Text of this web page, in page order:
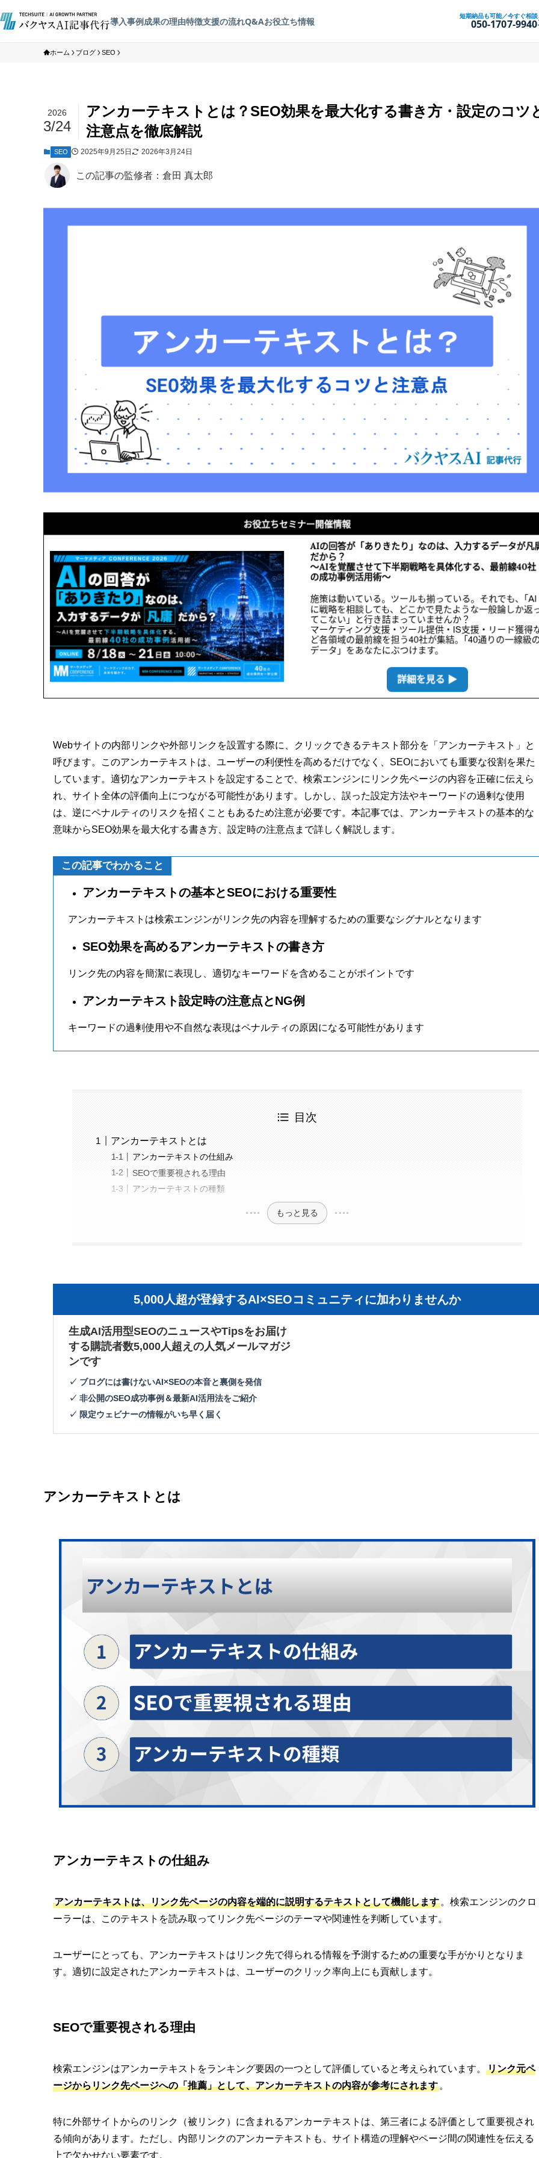
導入事例成果の理由特徴支援の流れQ&Aお役立ち情報 短期納品も可能／今すぐ相談
050-1707-9940
ホーム ブログ SEO
アンカーテキストとは？SEO効果を最大化する書き方・設定のコツ
注意点を徹底解説
2026
3/24
SEO 2025年9月25日 2026年3月24日
この記事の監修者：倉田 真太郎
Webサイトの内部リンクや外部リンクを設置する際に、クリックできるテキスト部分を「アンカーテキスト」と
呼びます。このアンカーテキストは、ユーザーの利便性を高めるだけでなく、SEOにおいても重要な役割を果た
しています。適切なアンカーテキストを設定することで、検索エンジンにリンク先ページの内容を正確に伝えら
れ、サイト全体の評価向上につながる可能性があります。しかし、誤った設定方法やキーワードの過剰な使用
は、逆にペナルティのリスクを招くこともあるため注意が必要です。本記事では、アンカーテキストの基本的な
意味からSEO効果を最大化する書き方、設定時の注意点まで詳しく解説します。
この記事でわかること
アンカーテキストの基本とSEOにおける重要性
アンカーテキストは検索エンジンがリンク先の内容を理解するための重要なシグナルとなります
SEO効果を高めるアンカーテキストの書き方
リンク先の内容を簡潔に表現し、適切なキーワードを含めることがポイントです
アンカーテキスト設定時の注意点とNG例
キーワードの過剰使用や不自然な表現はペナルティの原因になる可能性があります
目次
アンカーテキストとは
アンカーテキストの仕組み
SEOで重要視される理由
アンカーテキストの種類
もっと見る
5,000人超が登録するAI×SEOコミュニティに加わりませんか
生成AI活用型SEOのニュースやTipsをお届け
する購読者数5,000人超えの人気メールマガジ
ンです
✓ ブログには書けないAI×SEOの本音と裏側を発信
✓ 非公開のSEO成功事例＆最新AI活用法をご紹介
✓ 限定ウェビナーの情報がいち早く届く
アンカーテキストとは
アンカーテキストの仕組み
アンカーテキストは、リンク先ページの内容を端的に説明するテキストとして機能します 。検索エンジンのクロ
ーラーは、このテキストを読み取ってリンク先ページのテーマや関連性を判断しています。
ユーザーにとっても、アンカーテキストはリンク先で得られる情報を予測するための重要な手がかりとなりま
す。適切に設定されたアンカーテキストは、ユーザーのクリック率向上にも貢献します。
SEOで重要視される理由
検索エンジンはアンカーテキストをランキング要因の一つとして評価していると考えられています。
リンク元ペ
ージからリンク先ページへの「推薦」として、アンカーテキストの内容が参考にされます 。
特に外部サイトからのリンク（被リンク）に含まれるアンカーテキストは、第三者による評価として重要視され
る傾向があります。ただし、内部リンクのアンカーテキストも、サイト構造の理解やページ間の関連性を伝える
上で欠かせない要素です。